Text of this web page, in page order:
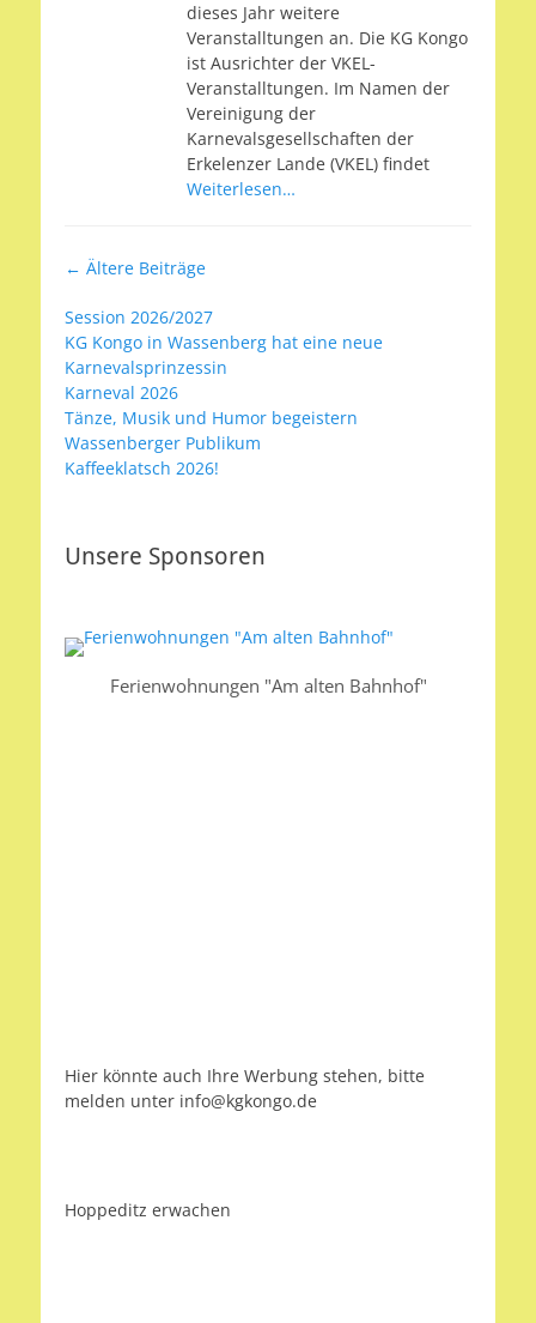
dieses Jahr weitere
Veranstalltungen an. Die KG Kongo
ist Ausrichter der VKEL-
Veranstalltungen. Im Namen der
Vereinigung der
Karnevalsgesellschaften der
Erkelenzer Lande (VKEL) findet
Weiterlesen…
Beitragsnavigation
← Ältere Beiträge
Session 2026/2027
KG Kongo in Wassenberg hat eine neue
Karnevalsprinzessin
Karneval 2026
Tänze, Musik und Humor begeistern
Wassenberger Publikum
Kaffeeklatsch 2026!
Unsere Sponsoren
Ferienwohnungen "Am alten Bahnhof"
Hier könnte auch Ihre Werbung stehen, bitte
melden unter info@kgkongo.de
Hoppeditz erwachen